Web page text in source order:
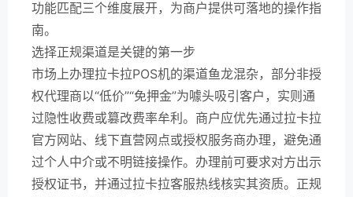
功能匹配三个维度展开，为商户提供可落地的操作指
南。
选择正规渠道是关键的第一步
市场上办理拉卡拉POS机的渠道鱼龙混杂，部分非授
权代理商以“低价”“免押金”为噱头吸引客户，实则通
过隐性收费或篡改费率牟利。商户应优先通过拉卡拉
官方网站、线下直营网点或授权服务商办理，避免通
过个人中介或不明链接操作。办理前可要求对方出示
授权证书，并通过拉卡拉客服热线核实其资质。正规